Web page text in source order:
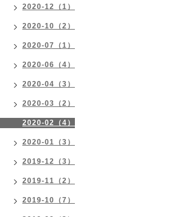
2020-12（1）
2020-10（2）
2020-07（1）
2020-06（4）
2020-04（3）
2020-03（2）
2020-02（4）
2020-01（3）
2019-12（3）
2019-11（2）
2019-10（7）